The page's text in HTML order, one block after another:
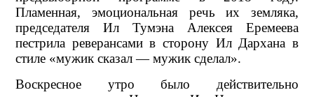
Пламенная, эмоциональная речь их земляка,
председателя Ил Тумэна Алексея Еремеева
пестрила реверансами в сторону Ил Дархана в
стиле «мужик сказал — мужик сделал».
Воскресное утро было действительно